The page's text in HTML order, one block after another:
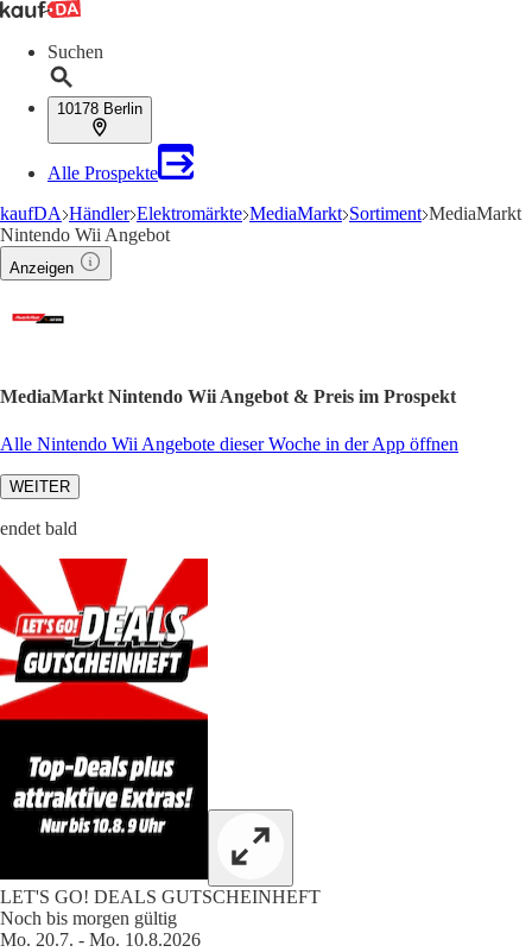
Suchen
10178 Berlin
Alle Prospekte
kaufDA Händler Elektromärkte MediaMarkt Sortiment MediaMarkt
Nintendo Wii Angebot
Anzeigen
MediaMarkt Nintendo Wii Angebot & Preis im Prospekt
Alle Nintendo Wii Angebote dieser Woche in der App öffnen
WEITER
endet bald
LET'S GO! DEALS GUTSCHEINHEFT
Noch bis morgen gültig
Mo. 20.7. - Mo. 10.8.2026